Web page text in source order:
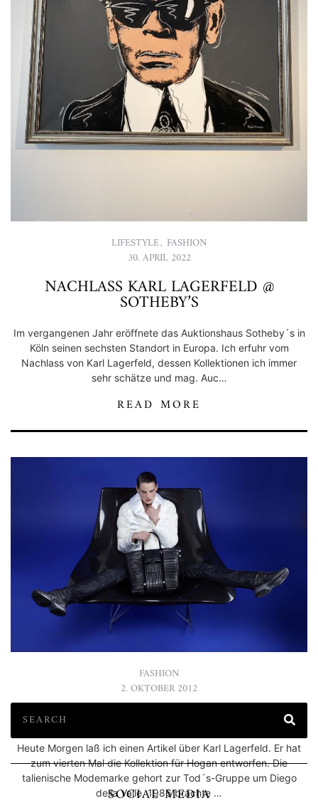
LIFESTYLE, FASHION
30. APRIL 2022
NACHLASS KARL LAGERFELD @
SOTHEBY’S
Im vergangenen Jahr eröffnete das Auktionshaus Sotheby´s in
Köln seinen sechsten Standort in Europa. Ich erfuhr vom
Nachlass von Karl Lagerfeld, dessen Kollektionen ich immer
sehr schätze und mag. Auc…
READ MORE
FASHION
2. OKTOBER 2012
HOGAN BY KARL LAGERFELD
Heute Morgen laß ich einen Artikel über Karl Lagerfeld. Er hat
zum vierten Mal die Kollektion für Hogan entworfen. Die
talienische Modemarke gehort zur Tod´s-Gruppe um Diego
della Valle. 1986 brachte …
SOCIAL MEDIA